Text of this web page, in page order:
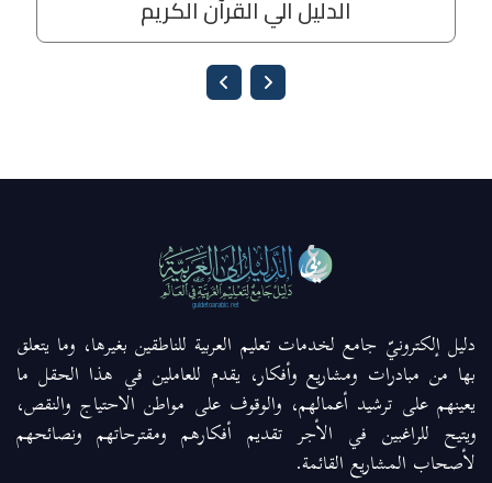
دليل إلكترونيّ جامع لخدمات تعليم العربية للناطقين بغيرها، وما يتعلق
بها من مبادرات ومشاريع وأفكار، يقدم للعاملين في هذا الحقل ما
يعينهم على ترشيد أعمالهم، والوقوف على مواطن الاحتياج والنقص،
ويتيح للراغبين في الأجر تقديم أفكارهم ومقترحاتهم ونصائحهم
لأصحاب المشاريع القائمة.